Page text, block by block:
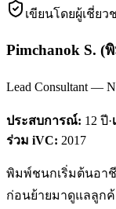
เขียนโดยผู้เชี่ยว
Pimchanok S. (
Lead Consultant —
ประสบการณ์: 12 ปี·
ร่วม iVC: 2017
พิมพ์ชนกเริ่มต้นอา
ก่อนย้ายมาดูแลลูกค้